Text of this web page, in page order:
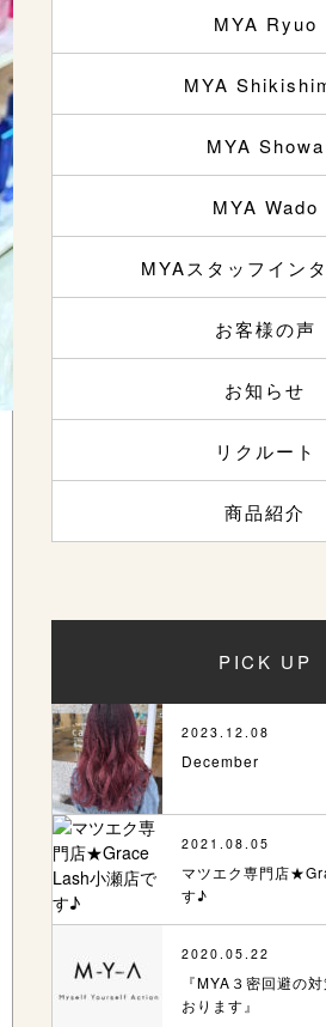
MYA Ryuo
MYA
MYA Showa
MYA Wado
MYAスタッフイン
お客様の声
お知らせ
リクルート
商品紹介
PICK UP
2023.12.08
December
2021.08.05
マツエク専門店
す♪
2020.05.22
『MYA３密回避の
おります』